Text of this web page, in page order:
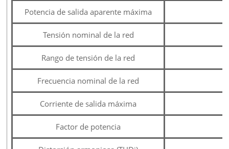
Potencia de salida aparente máxima
Tensión nominal de la red
Rango de tensión de la red
Frecuencia nominal de la red
Corriente de salida máxima
Factor de potencia